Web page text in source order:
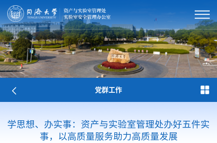
党群工作
学思想、办实事：资产与实验室管理处办好五件实
事，以高质量服务助力高质量发展